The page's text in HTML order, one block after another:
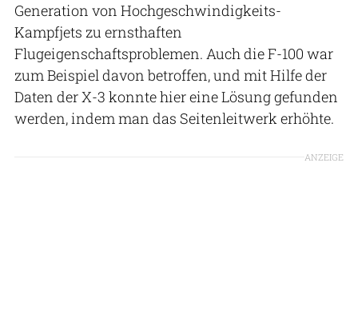
Generation von Hochgeschwindigkeits-
Kampfjets zu ernsthaften
Flugeigenschaftsproblemen. Auch die F-100 war
zum Beispiel davon betroffen, und mit Hilfe der
Daten der X-3 konnte hier eine Lösung gefunden
werden, indem man das Seitenleitwerk erhöhte.
ANZEIGE